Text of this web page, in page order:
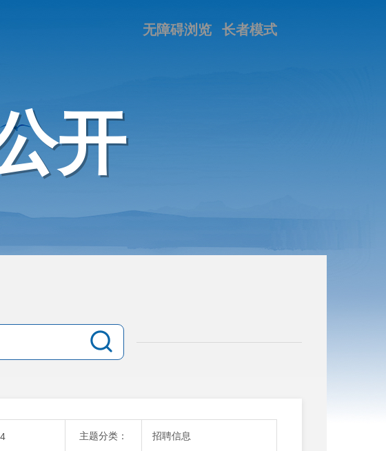
长者模式
无障碍浏览
开
主题分类： 招聘信息